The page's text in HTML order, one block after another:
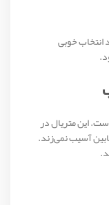
خوبی
این متریال در
آسیب نمی‌زند.